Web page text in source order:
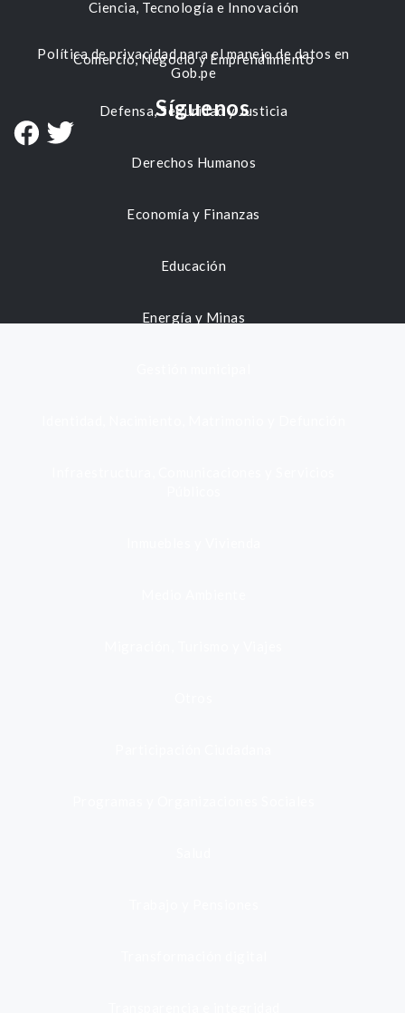
Ciencia, Tecnología e Innovación
Comercio, Negocio y Emprendimiento
Defensa, Seguridad y Justicia
Derechos Humanos
Economía y Finanzas
Educación
Energía y Minas
Política de privacidad para el manejo de datos en
Gob.pe
Síguenos